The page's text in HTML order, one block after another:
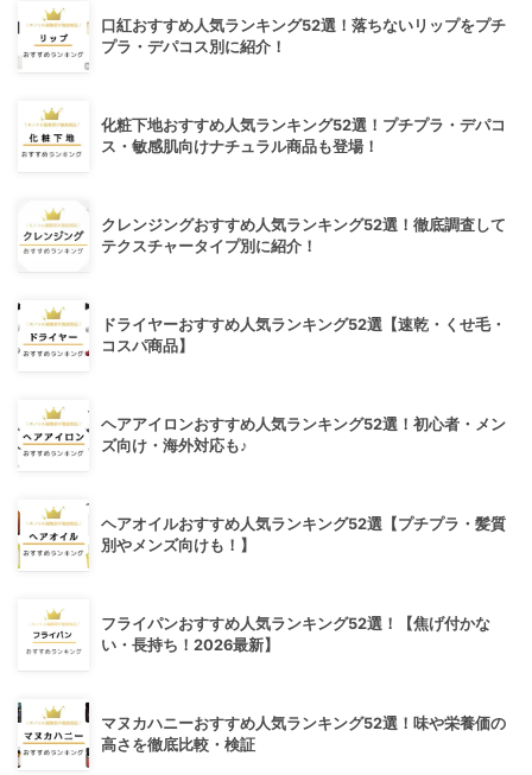
口紅おすすめ人気ランキング52選！落ちないリップをプチ
プラ・デパコス別に紹介！
化粧下地おすすめ人気ランキング52選！プチプラ・デパコ
ス・敏感肌向けナチュラル商品も登場！
クレンジングおすすめ人気ランキング52選！徹底調査して
テクスチャータイプ別に紹介！
ドライヤーおすすめ人気ランキング52選【速乾・くせ毛・
コスパ商品】
ヘアアイロンおすすめ人気ランキング52選！初心者・メン
ズ向け・海外対応も♪
ヘアオイルおすすめ人気ランキング52選【プチプラ・髪質
別やメンズ向けも！】
フライパンおすすめ人気ランキング52選！【焦げ付かな
い・長持ち！2026最新】
マヌカハニーおすすめ人気ランキング52選！味や栄養価の
高さを徹底比較・検証